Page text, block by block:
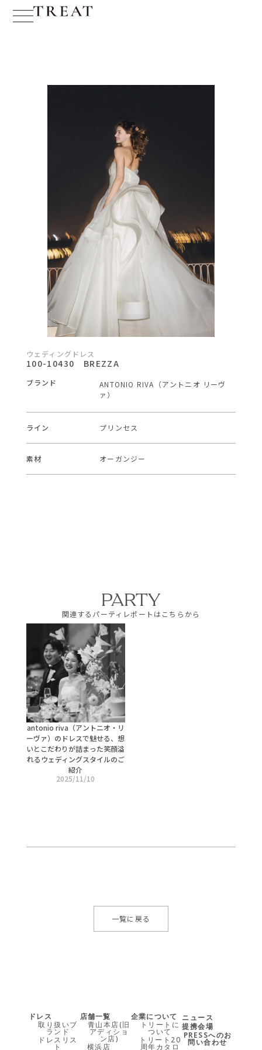
ウェディングドレス
100-10430 BREZZA
ブランド
ANTONIO RIVA（アントニオ リーヴ
ァ）
ライン プリンセス
素材 オーガンジー
PARTY
関連するパーティレポートはこちらから
antonio riva（アントニオ・リ
ーヴァ）のドレスで魅せる、想
いとこだわりが詰まった笑顔溢
れるウェディングスタイルのご
紹介
2025/11/10
一覧に戻る
ドレス
取り扱いブ
ランド
ドレスリス
店舗一覧
青山本店(旧
アディショ
ン店)
企業について
トリートに
ついて
トリート20
ニュース
提携会場
PRESSへのお
問い合わせ